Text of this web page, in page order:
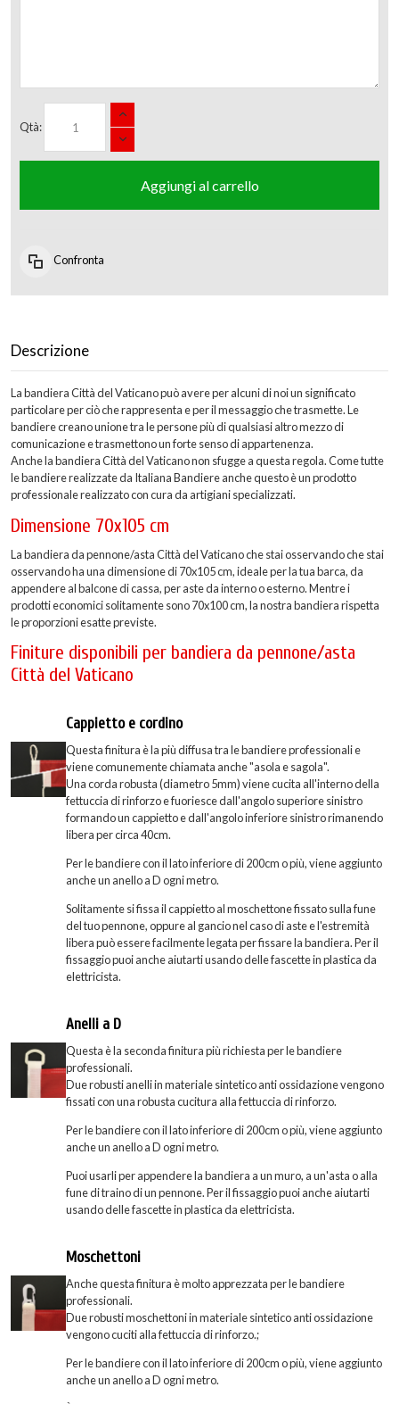
Qtà:
Aggiungi al carrello
Confronta
Descrizione
La bandiera Città del Vaticano può avere per alcuni di noi un significato
particolare per ciò che rappresenta e per il messaggio che trasmette. Le
bandiere creano unione tra le persone più di qualsiasi altro mezzo di
comunicazione e trasmettono un forte senso di appartenenza.
Anche la bandiera Città del Vaticano non sfugge a questa regola. Come tutte
le bandiere realizzate da Italiana Bandiere anche questo è un prodotto
professionale realizzato con cura da artigiani specializzati.
Dimensione 70x105 cm
La bandiera da pennone/asta Città del Vaticano che stai osservando che stai
osservando ha una dimensione di 70x105 cm, ideale per la tua barca, da
appendere al balcone di cassa, per aste da interno o esterno. Mentre i
prodotti economici solitamente sono 70x100 cm, la nostra bandiera rispetta
le proporzioni esatte previste.
Finiture disponibili per bandiera da pennone/asta
Città del Vaticano
Cappietto e cordino
Questa finitura è la più diffusa tra le bandiere professionali e
viene comunemente chiamata anche "asola e sagola".
Una corda robusta (diametro 5mm) viene cucita all'interno della
fettuccia di rinforzo e fuoriesce dall'angolo superiore sinistro
formando un cappietto e dall'angolo inferiore sinistro rimanendo
libera per circa 40cm.
Per le bandiere con il lato inferiore di 200cm o più, viene aggiunto
anche un anello a D ogni metro.
Solitamente si fissa il cappietto al moschettone fissato sulla fune
del tuo pennone, oppure al gancio nel caso di aste e l'estremità
libera può essere facilmente legata per fissare la bandiera. Per il
fissaggio puoi anche aiutarti usando delle fascette in plastica da
elettricista.
Anelli a D
Questa è la seconda finitura più richiesta per le bandiere
professionali.
Due robusti anelli in materiale sintetico anti ossidazione vengono
fissati con una robusta cucitura alla fettuccia di rinforzo.
Per le bandiere con il lato inferiore di 200cm o più, viene aggiunto
anche un anello a D ogni metro.
Puoi usarli per appendere la bandiera a un muro, a un'asta o alla
fune di traino di un pennone. Per il fissaggio puoi anche aiutarti
usando delle fascette in plastica da elettricista.
Moschettoni
Anche questa finitura è molto apprezzata per le bandiere
professionali.
Due robusti moschettoni in materiale sintetico anti ossidazione
vengono cuciti alla fettuccia di rinforzo.;
Per le bandiere con il lato inferiore di 200cm o più, viene aggiunto
anche un anello a D ogni metro.